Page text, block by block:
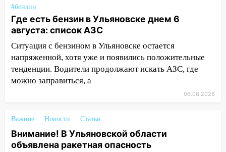
юному велосипедисту на улице
Чернышевского
08:21
велосипеда
07:18 В Ульяновск идет
тридцатиградусная жара: какая будет
юристы помогли женщине засудить УК
за плесень на стенах
#бензин
Где есть бензин в Ульяновске днем 6
августа: список АЗС
Ситуация с бензином в Ульяновске остается
напряженной, хотя уже и появились положительные
тенденции. Водители продолжают искать АЗС, где
можно заправиться, а
06.08.2026
Важное Новости Статьи
Внимание! В Ульяновской области
объявлена ракетная опасность